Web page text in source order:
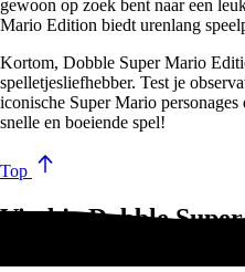
gewoon op zoek bent naar een
Mario Edition biedt urenlang
Kortom, Dobble Super Mario
spelletjesliefhebber. Test je
iconische Super Mario
snelle en boeiende spel!
Top
Vind je Dobble